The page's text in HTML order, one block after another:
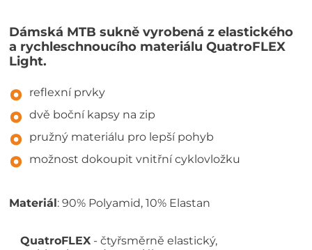
Dámská MTB sukně vyrobená z elastického
a rychleschnoucího materiálu QuatroFLEX
Light.
reflexní prvky
dvě boční kapsy na zip
pružný materiálu pro lepší pohyb
možnost dokoupit vnitřní cyklovložku
Materiál: 90% Polyamid, 10% Elastan
QuatroFLEX - čtyřsměrně elastický,